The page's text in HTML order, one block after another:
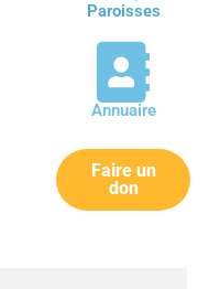
Paroisses
Annuaire
Faire un
don